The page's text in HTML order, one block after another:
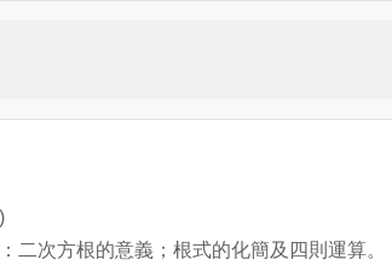
二次方根的意義；根式的化簡及四則運算。